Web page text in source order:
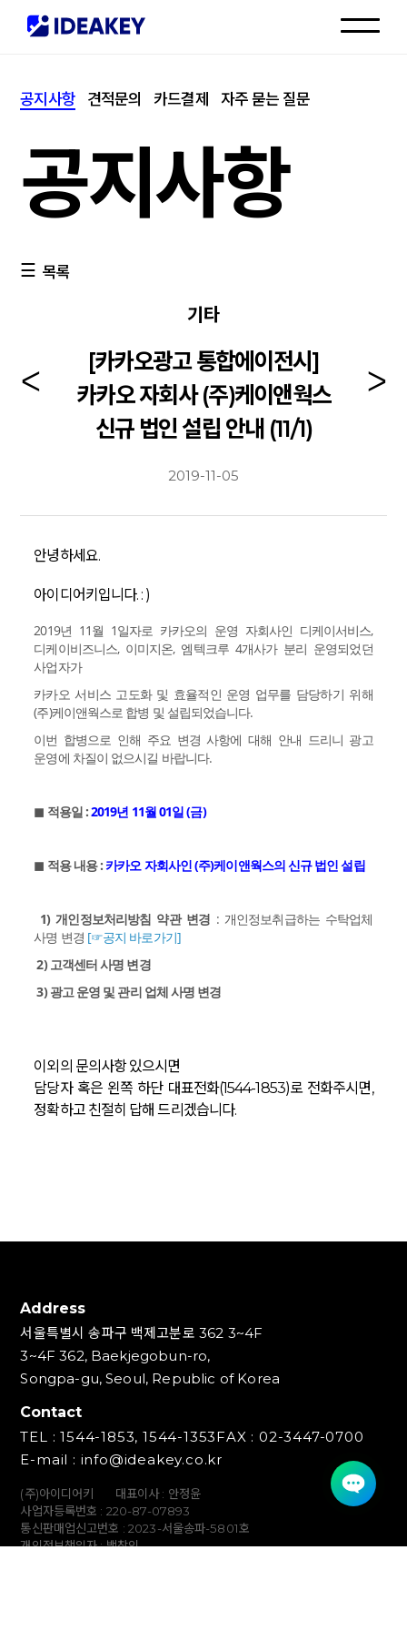
고객센터
공지사항 견적문의 카드결제 자주 묻는 질문
공지사항
목록
기타
[카카오광고 통합에이전시]
카카오 자회사 (주)케이앤웍스
신규 법인 설립 안내 (11/1)
2019-11-05
안녕하세요.
아이디어키입니다. : )
2019년 11월 1일자로 카카오의 운영 자회사인 디케이서비스,
디케이비즈니스, 이미지온, 엠텍크루 4개사가 분리 운영되었던
사업자가
카카오 서비스 고도화 및 효율적인 운영 업무를 담당하기 위해
(주)케이앤웍스로 합병 및 설립되었습니다.
이번 합병으로 인해 주요 변경 사항에 대해 안내 드리니 광고
운영에 차질이 없으시길 바랍니다.
◼︎ 적용일 :2019년 11월 01일 (금)
◼︎ 적용 내용 : 카카오 자회사인 (주)케이앤웍스의 신규 법인 설립
1) 개인정보처리방침 약관 변경 : 개인정보취급하는 수탁업체
사명 변경 [☞공지 바로가기]
2) 고객센터 사명 변경
3) 광고 운영 및 관리 업체 사명 변경
이외의 문의사항 있으시면
담당자 혹은 왼쪽 하단 대표전화(1544-1853)로 전화주시면,
정확하고 친절히 답해 드리겠습니다.
Address
서울특별시 송파구 백제고분로 362 3~4F
3~4F 362, Baekjegobun-ro,
Songpa-gu, Seoul, Republic of Korea
Contact
TEL : 1544-1853, 1544-1353FAX : 02-3447-0700
E-mail : info@ideakey.co.kr
(주)아이디어키
대표이사 : 안정윤
사업자등록번호 : 220‍-87-07893
통신판매업신고번호 : 2023-서울송파-5801호
개인정보책임자 : 백창인